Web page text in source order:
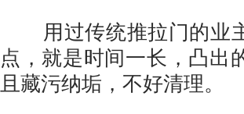
用过传统推拉门的业
点，就是时间一长，凸出
且藏污纳垢，不好清理。